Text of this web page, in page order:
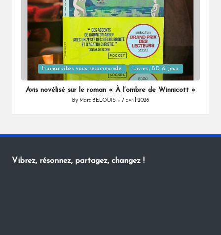
Posted
in
Humanvibes vous recommande Livres, BD & Jeux
Avis novélisé sur le roman « À l’ombre de Winnicott »
Posted
By Marc BELOUIS 7 avril 2026
Vibrez, résonnez, partagez, changez !